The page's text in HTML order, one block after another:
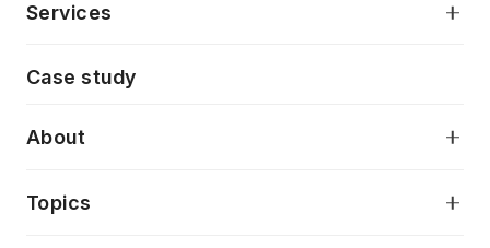
Services
AI駆動開発支援
デジタルプロダクトデザイン
デザインシステム構築支援
Case study
About
当社が目指しているもの
Topics